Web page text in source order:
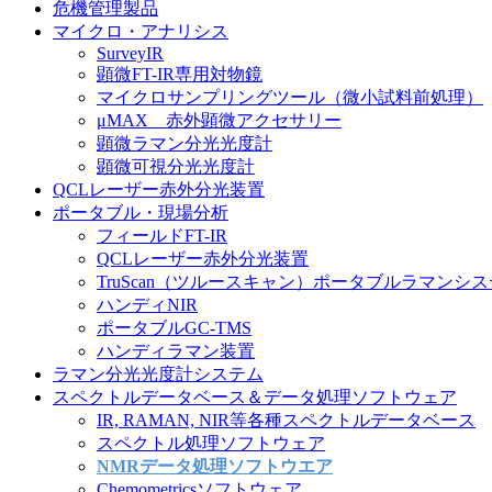
危機管理製品
マイクロ・アナリシス
SurveyIR
顕微FT-IR専用対物鏡
マイクロサンプリングツール（微小試料前処理）
μMAX 赤外顕微アクセサリー
顕微ラマン分光光度計
顕微可視分光光度計
QCLレーザー赤外分光装置
ポータブル・現場分析
フィールドFT-IR
QCLレーザー赤外分光装置
TruScan（ツルースキャン）ポータブルラマンシ
ハンディNIR
ポータブルGC-TMS
ハンディラマン装置
ラマン分光光度計システム
スペクトルデータベース＆データ処理ソフトウェア
IR, RAMAN, NIR等各種スペクトルデータベース
スペクトル処理ソフトウェア
NMRデータ処理ソフトウエア